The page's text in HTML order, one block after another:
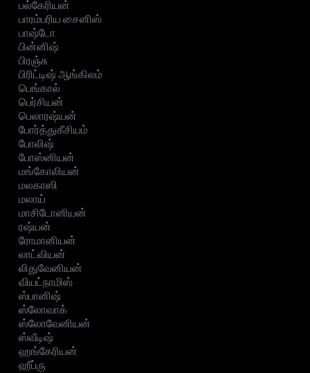
பல்கேரியன்
பாரம்பரிய சைனிஸ்
பாஷ்டோ
பின்னிஷ்
பிரஞ்சு
பிரிட்டிஷ் ஆங்கிலம்
பெங்கால்
பெர்சியன்
பெலாரஷ்யன்
போர்த்துகீசியம்
போலிஷ்
போஸ்னியன்
மங்கோலியன்
மலகாஸி
மலாய்
மாசிடோனியன்
ரஷ்யன்
ரோமானியன்
லாட்வியன்
லிதுவேனியன்
வியட்நாமிஸ்
ஸ்பானிஷ்
ஸ்லோவாக்
ஸ்லோவேனியன்
ஸ்வீடிஷ்
ஹங்கேரியன்
ஹீப்ரு